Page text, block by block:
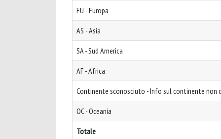
EU - Europa
AS - Asia
SA - Sud America
AF - Africa
Continente sconosciuto - Info sul continente non
OC - Oceania
Totale